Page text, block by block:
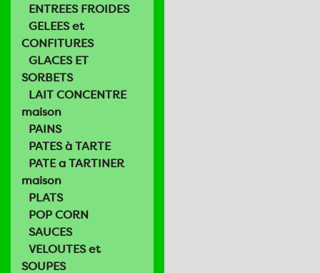
ENTREES FROIDES
GELEES et
CONFITURES
GLACES ET
SORBETS
LAIT CONCENTRE
maison
PAINS
PATES à TARTE
PATE a TARTINER
maison
PLATS
POP CORN
SAUCES
VELOUTES et
SOUPES